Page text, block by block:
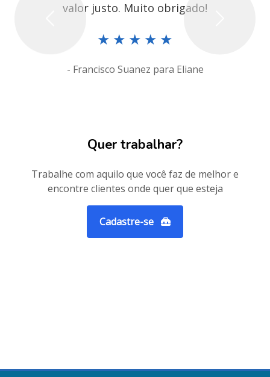
valor justo. Muito obrigado!
★ ★ ★ ★ ★
- Francisco Suanez para Eliane
Quer trabalhar?
Trabalhe com aquilo que você faz de melhor e
encontre clientes onde quer que esteja
Cadastre-se